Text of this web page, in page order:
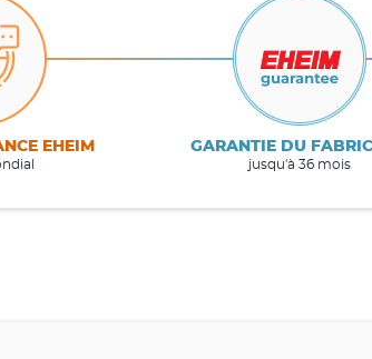
EHEIM GARANTIE DU
jusqu'à 36 mois